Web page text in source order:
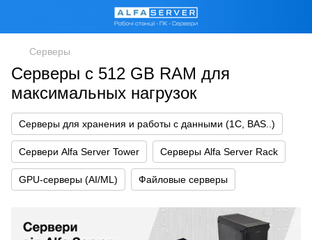
Серверы
Серверы с 512 GB RAM для
максимальных нагрузок
Серверы для хранения и работы с данными (1С, BAS..)
Сервери Alfa Server Tower Серверы Alfa Server Rack
GPU-серверы (AI/ML) Файловые серверы